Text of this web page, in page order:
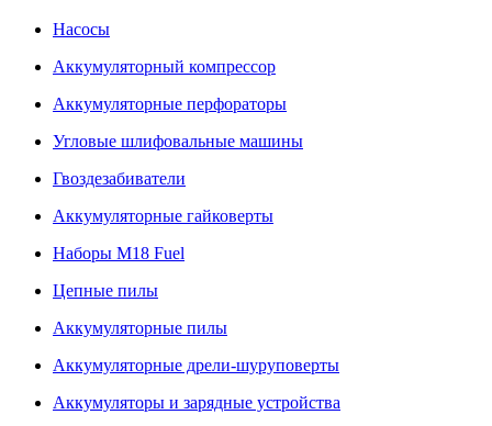
Насосы
Аккумуляторный компрессор
Аккумуляторные перфораторы
Угловые шлифовальные машины
Гвоздезабиватели
Аккумуляторные гайковерты
Наборы M18 Fuel
Цепные пилы
Аккумуляторные пилы
Аккумуляторные дрели-шуруповерты
Аккумуляторы и зарядные устройства